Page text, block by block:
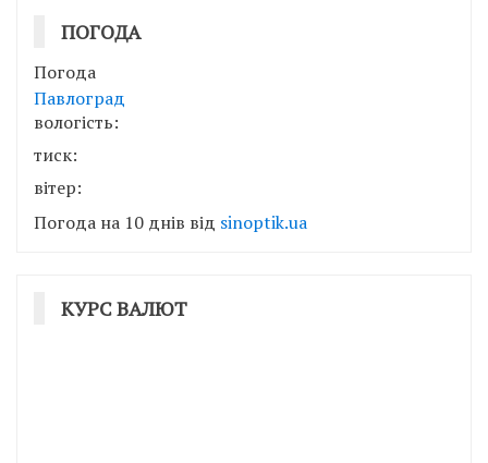
ПОГОДА
Погода
Павлоград
вологість:
тиск:
вітер:
Погода на 10 днів від sinoptik.ua
КУРС ВАЛЮТ